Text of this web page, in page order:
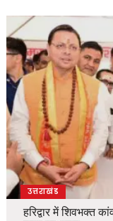
उत्तराखंड
हरिद्वार में शिवभक्त